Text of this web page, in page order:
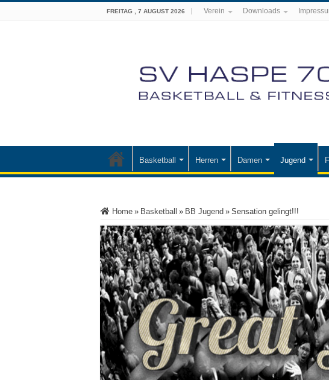
FREITAG , 7 AUGUST 2026 Verein Downloads
Basketball Herren Damen Jugend
Home » Basketball » BB Jugend » Sensation gelingt!!!